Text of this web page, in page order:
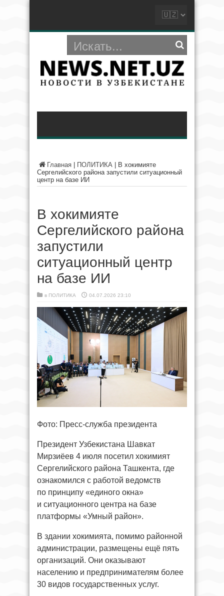
Главная ПОЛИТИКА
В хокимияте
Сергелийского района запустили ситуационный
центр на базе ИИ
В хокимияте
Сергелийского района
запустили
ситуационный центр
на базе ИИ
в ПОЛИТИКА 04.07.2026 23:10
Фото: Пресс-служба президента
Президент Узбекистана Шавкат
Мирзиёев 4 июля посетил хокимият
Сергелийского района Ташкента, где
ознакомился с работой ведомств
по принципу «единого окна»
и ситуационного центра на базе
платформы «Умный район».
В здании хокимията, помимо районной
администрации, размещены ещё пять
организаций. Они оказывают
населению и предпринимателям более
30 видов государственных услуг.